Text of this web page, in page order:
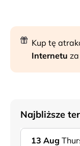
Kup tę
Internetu
Najbliższe
13 Aug